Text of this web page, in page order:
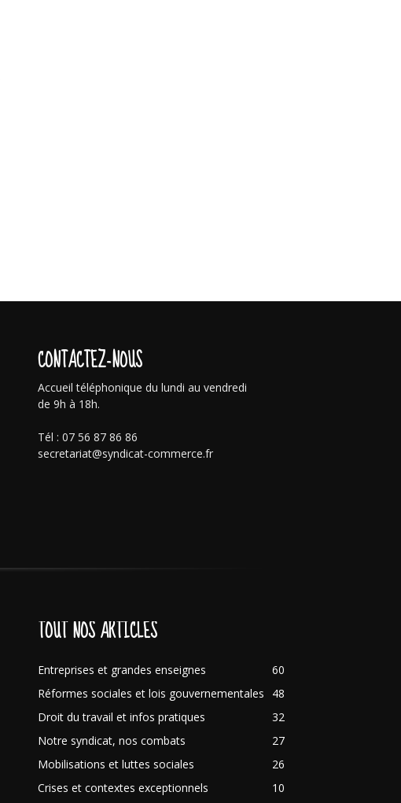
CONTACTEZ-NOUS
Accueil téléphonique du lundi au vendredi
de 9h à 18h.
Tél : 07 56 87 86 86
secretariat@syndicat-commerce.fr
TOUT NOS ARTICLES
Entreprises et grandes enseignes
60
Réformes sociales et lois gouvernementales
48
Droit du travail et infos pratiques
32
Notre syndicat, nos combats
27
Mobilisations et luttes sociales
26
Crises et contextes exceptionnels
10